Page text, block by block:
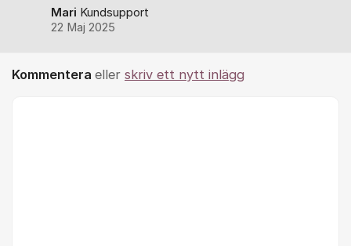
Mari Kundsupport
22 Maj 2025
Kommentera eller skriv ett nytt inlägg